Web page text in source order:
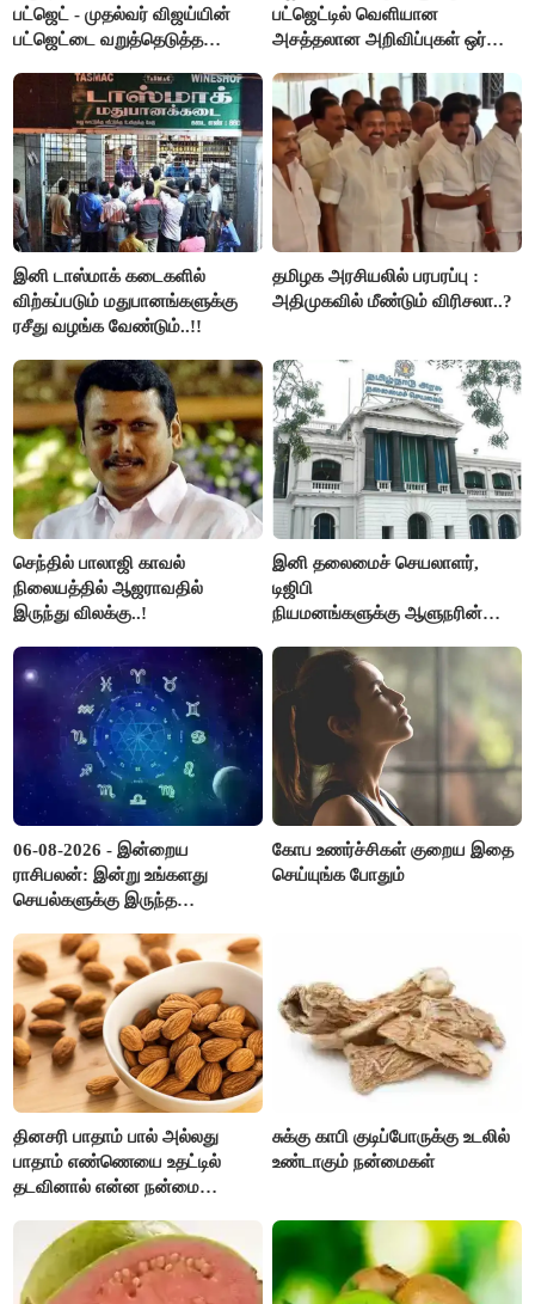
பட்ஜெட் - முதல்வர் விஜய்யின்
பட்ஜெட்டை வறுத்தெடுத்த
பட்ஜெட்டில் வெளியான
அசத்தலான அறிவிப்புகள் ஒர்
இனி டாஸ்மாக் கடைகளில்
விற்கப்படும் மதுபானங்களுக்கு
ரசீது வழங்க வேண்டும்..!!
தமிழக அரசியலில் பரபரப்பு :
அதிமுகவில் மீண்டும் விரிசலா..?
செந்தில் பாலாஜி காவல்
நிலையத்தில் ஆஜராவதில்
இருந்து விலக்கு..!
இனி தலைமைச் செயலாளர்,
டிஜிபி
நியமனங்களுக்கு ஆளுநரின்
தமிழ்நாடு அரசு அதிரடி..!
06-08-2026 - இன்றைய
ராசிபலன்: இன்று உங்களது
செயல்களுக்கு இருந்த
எதிர்பார்த்த உதவிகள் கிடைக்கும்.
பணவரத்து கூடும்..!
கோப உணர்ச்சிகள் குறைய இதை
செய்யுங்க போதும்
தினசரி பாதாம் பால் அல்லது
பாதாம் எண்ணெயை உதட்டில்
தடவினால் என்ன நன்மை
சுக்கு காபி குடிப்போருக்கு உடலில்
உண்டாகும் நன்மைகள்